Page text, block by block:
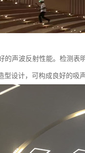
的声波反射性能。检测表
设计，可构成良好的吸